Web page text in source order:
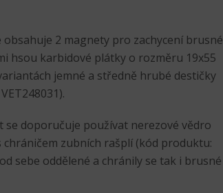
2 magnety pro zachycení brusné
hsou karbidové plátky o rozměru 19x55
jemné a středně hrubé destičky
se doporučuje používat nerezové vědro
chráničem zubních rašplí (kód produktu:
sebe oddělené a chránily se tak i brusné